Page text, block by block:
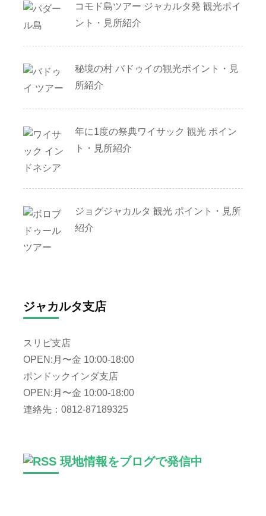
コモド島ツアー ジャカルタ発 観光ポイ
ント・見所紹介
秘境の村 バドゥイの観光ポイント・見
所紹介
年に1度の祭典ワイサック 観光 ポイン
ト・見所紹介
ジョグジャカルタ 観光 ポイント・見所
紹介
ジャカルタ支店
スリピ支店
OPEN:月〜金 10:00-18:00
ポンドックインダ支店
OPEN:月〜金 10:00-18:00
連絡先：0812-87189325
現地情報をブログで発信中